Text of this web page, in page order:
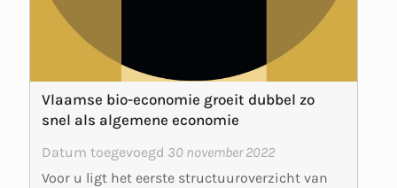
Vlaamse bio-economie groeit dubbel zo
snel als algemene economie
Datum toegevoegd 30 november 2022
Voor u ligt het eerste structuuroverzicht van